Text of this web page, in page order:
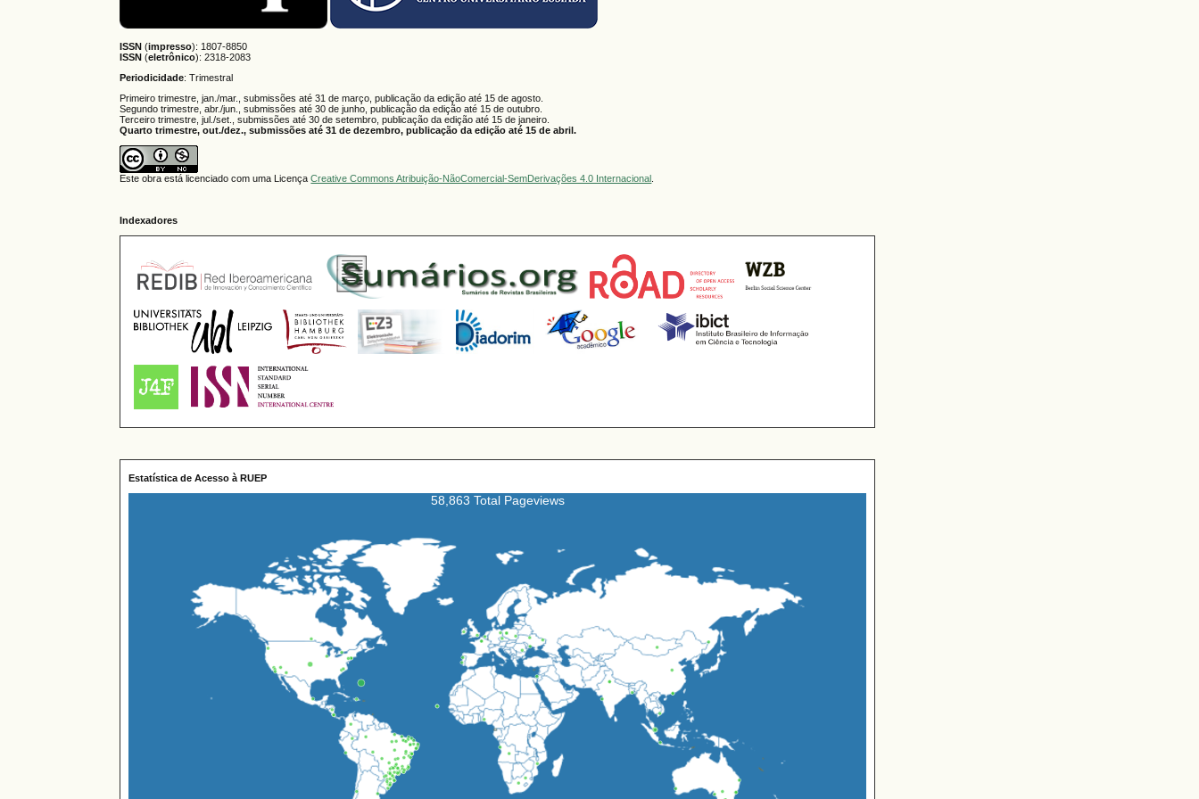
ISSN (impresso): 1807-8850
ISSN (eletrônico):2318-2083
Periodicidade: Trimestral
Primeiro trimestre, jan./mar., submissões até 31 de março, publicação da edição até 15 de agosto.
Segundo trimestre, abr./jun., submissões até 30 de junho, publicação da edição até 15 de outubro.
Terceiro trimestre, jul./set., submissões até 30 de setembro, publicação da edição até 15 de janeiro.
Quarto trimestre, out./dez., submissões até 31 de dezembro, publicação da edição até 15 de abril.
Este obra está licenciado com uma LicençaCreative Commons Atribuição-NãoComercial-SemDerivações 4.0 Internacional
Indexadores
Estatística de Acesso à RUEP
58,863 Total Pageviews